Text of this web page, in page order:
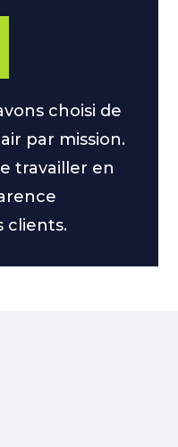
choisi de
par mission.
travailler en
clients.